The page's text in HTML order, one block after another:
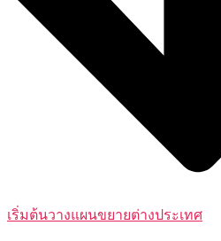
เริ่มต้นวางแผนขยายต่างประเทศ